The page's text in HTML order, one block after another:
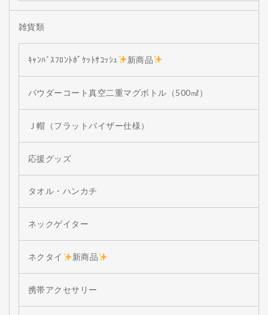
雑貨類
ｷｬﾝﾊﾞｽﾌﾛﾝﾄﾎﾟｹｯﾄｻｺｯｼｭ 新商品
パウダーコート真空二重マグボトル（500㎖）
Ｊ帽（フラットバイザー仕様）
応援グッズ
タオル・ハンカチ
ネックゲイター
ネクタイ 新商品
携帯アクセサリー